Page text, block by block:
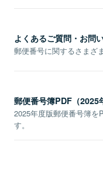
よくあるご質問・お問
郵便番号に関するさまざ
郵便番号簿PDF（2025
2025年度版郵便番号簿を
す。